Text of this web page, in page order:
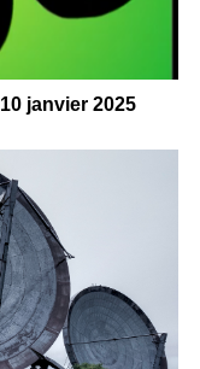
janvier 2025